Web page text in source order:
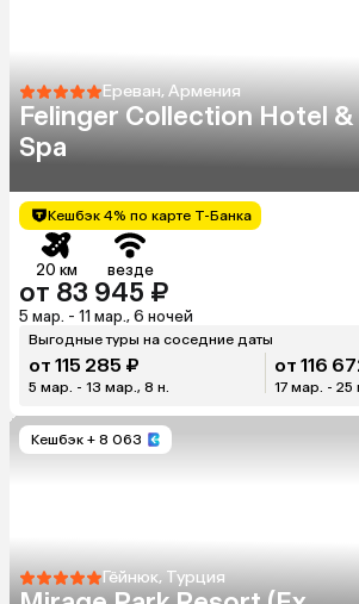
Ереван, Армения
Felinger Collection Hotel &
Spa
Кешбэк 4% по карте Т-Банка
20 км везде
от 83 945 ₽
5 мар. - 11 мар., 6 ночей
Выгодные туры на соседние даты
от 115 285 ₽
5 мар. - 13 мар., 8 н.
от 116
17 мар. - 25
Кешбэк + 8 063
Гёйнюк, Турция